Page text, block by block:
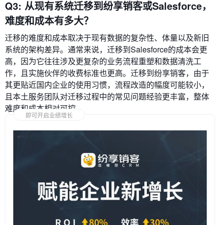
Q3: 从现有系统迁移到纷享销客或Salesforce，
难度和成本有多大？
迁移的难度和成本取决于现有数据的复杂性、体量以及新旧
系统的架构差异。通常来说，迁移到Salesforce的成本会更
高，因为它往往涉及更复杂的业务流程重塑和数据清洗工
作，且实施伙伴的收费标准也更高。迁移到纷享销客，由于
其更贴近国内企业的使用习惯，流程改造的幅度可能较小，
且本土服务团队对迁移过程中的常见问题经验更丰富，整体
难度和成本相对可控。
即可开启业绩增长